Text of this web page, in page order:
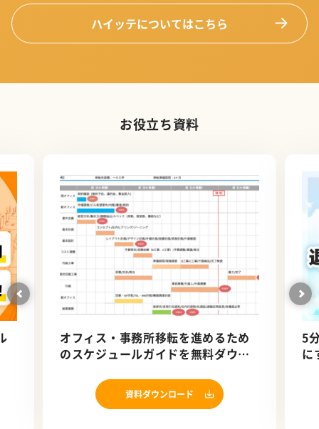
ハイッテについてはこちら
お役立ち資料
オフィス・事務所移転を進めるため
のスケジュールガイドを無料ダウン
資料ダウンロード
5
に